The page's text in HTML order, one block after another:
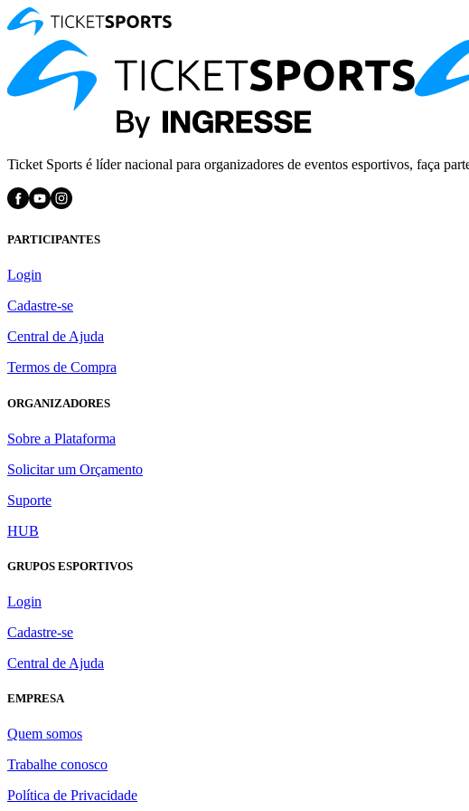
Ticket Sports é líder nacional para organizadores de eventos esportivos, faça
PARTICIPANTES
Login
Cadastre-se
Central de Ajuda
Termos de Compra
ORGANIZADORES
Sobre a Plataforma
Solicitar um Orçamento
Suporte
HUB
GRUPOS ESPORTIVOS
Login
Cadastre-se
Central de Ajuda
EMPRESA
Quem somos
Trabalhe conosco
Política de Privacidade